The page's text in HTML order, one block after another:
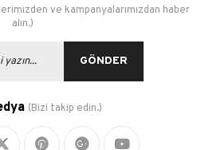
ve kampanyalarımızdan haber
alın.)
GÖNDER
(Bizi takip edin.)